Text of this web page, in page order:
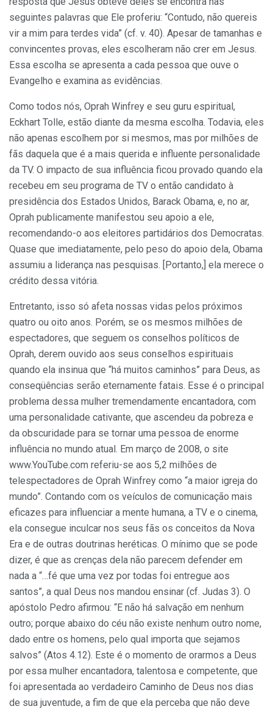
seguintes palavras que Ele proferiu: “Contudo, não quereis
vir a mim para terdes vida” (cf. v. 40). Apesar de tamanhas e
convincentes provas, eles escolheram não crer em Jesus.
Essa escolha se apresenta a cada pessoa que ouve o
Evangelho e examina as evidências.
Como todos nós, Oprah Winfrey e seu guru espiritual,
Eckhart Tolle, estão diante da mesma escolha. Todavia, eles
não apenas escolhem por si mesmos, mas por milhões de
fãs daquela que é a mais querida e influente personalidade
da TV. O impacto de sua influência ficou provado quando ela
recebeu em seu programa de TV o então candidato à
presidência dos Estados Unidos, Barack Obama, e, no ar,
Oprah publicamente manifestou seu apoio a ele,
recomendando-o aos eleitores partidários dos Democratas.
Quase que imediatamente, pelo peso do apoio dela, Obama
assumiu a liderança nas pesquisas. [Portanto,] ela merece o
crédito dessa vitória.
Entretanto, isso só afeta nossas vidas pelos próximos
quatro ou oito anos. Porém, se os mesmos milhões de
espectadores, que seguem os conselhos políticos de
Oprah, derem ouvido aos seus conselhos espirituais
quando ela insinua que “há muitos caminhos” para Deus, as
conseqüências serão eternamente fatais. Esse é o principal
problema dessa mulher tremendamente encantadora, com
uma personalidade cativante, que ascendeu da pobreza e
da obscuridade para se tornar uma pessoa de enorme
influência no mundo atual. Em março de 2008, o site
www.YouTube.com referiu-se aos 5,2 milhões de
telespectadores de Oprah Winfrey como “a maior igreja do
mundo”. Contando com os veículos de comunicação mais
eficazes para influenciar a mente humana, a TV e o cinema,
ela consegue inculcar nos seus fãs os conceitos da Nova
Era e de outras doutrinas heréticas. O mínimo que se pode
dizer, é que as crenças dela não parecem defender em
nada a “…fé que uma vez por todas foi entregue aos
santos”, a qual Deus nos mandou ensinar (cf. Judas 3). O
apóstolo Pedro afirmou: “E não há salvação em nenhum
outro; porque abaixo do céu não existe nenhum outro nome,
dado entre os homens, pelo qual importa que sejamos
salvos” (Atos 4.12). Este é o momento de orarmos a Deus
por essa mulher encantadora, talentosa e competente, que
foi apresentada ao verdadeiro Caminho de Deus nos dias
de sua juventude, a fim de que ela perceba que não deve